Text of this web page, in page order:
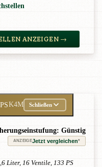
ANZEIGEN →
K4M Schließen
Günstig
ANZEIGEJetzt vergleichen*
Liter, 16 Ventile, 133 PS